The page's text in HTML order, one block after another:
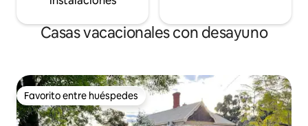
Casas vacacionales con desayuno
Favorito entre huéspedes
Favorito entre huéspedes